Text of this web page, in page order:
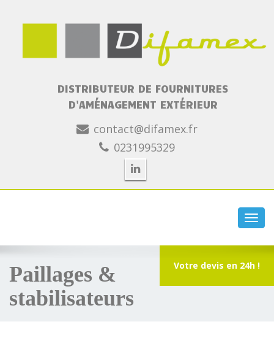
DISTRIBUTEUR DE FOURNITURES
D'AMÉNAGEMENT EXTÉRIEUR
contact@difamex.fr
0231995329
Votre devis en 24h !
Paillages &
stabilisateurs